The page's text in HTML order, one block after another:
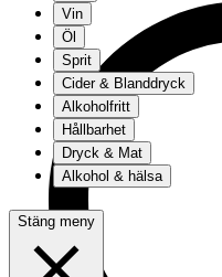
Vin
Öl
Sprit
Cider & Blanddryck
Alkoholfritt
Hållbarhet
Dryck & Mat
Alkohol & hälsa
Stäng meny